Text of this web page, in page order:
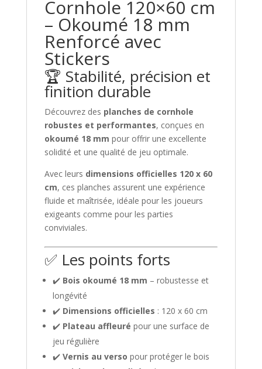
Cornhole 120×60 cm
– Okoumé 18 mm
Renforcé avec
Stickers
🏆 Stabilité, précision et
finition durable
Découvrez des planches de cornhole
robustes et performantes, conçues en
okoumé 18 mm pour offrir une excellente
solidité et une qualité de jeu optimale.
Avec leurs dimensions officielles 120 x 60
cm, ces planches assurent une expérience
fluide et maîtrisée, idéale pour les joueurs
exigeants comme pour les parties
conviviales.
✅ Les points forts
✔️ Bois okoumé 18 mm – robustesse et
longévité
✔️ Dimensions officielles : 120 x 60 cm
✔️ Plateau affleuré pour une surface de
jeu régulière
✔️ Vernis au verso pour protéger le bois